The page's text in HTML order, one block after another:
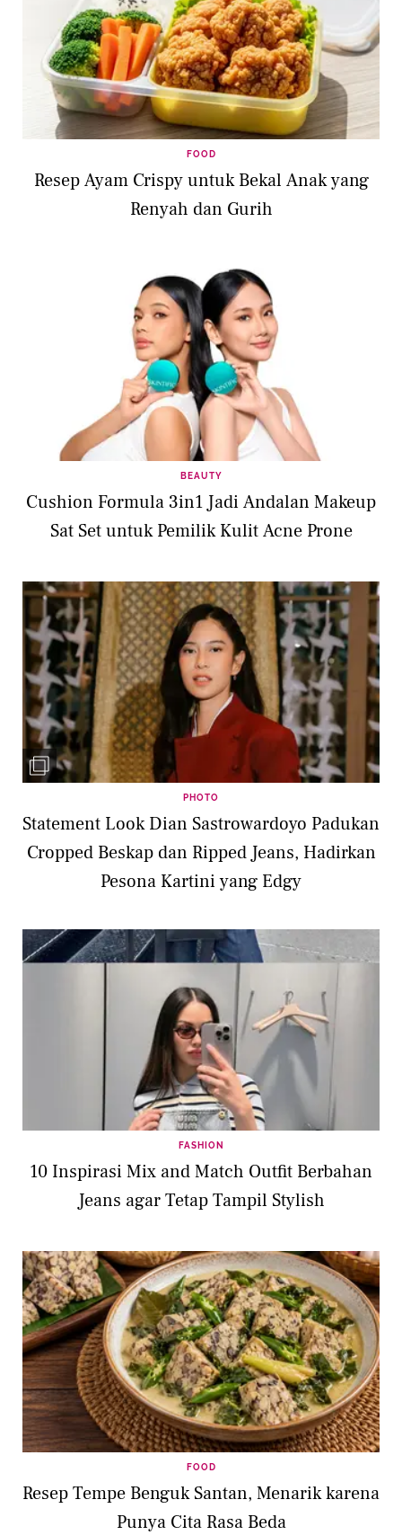
FOOD
Resep Ayam Crispy untuk Bekal Anak yang
Renyah dan Gurih
BEAUTY
Cushion Formula 3in1 Jadi Andalan Makeup
Sat Set untuk Pemilik Kulit Acne Prone
PHOTO
Statement Look Dian Sastrowardoyo Padukan
Cropped Beskap dan Ripped Jeans, Hadirkan
Pesona Kartini yang Edgy
FASHION
10 Inspirasi Mix and Match Outfit Berbahan
Jeans agar Tetap Tampil Stylish
FOOD
Resep Tempe Benguk Santan, Menarik karena
Punya Cita Rasa Beda